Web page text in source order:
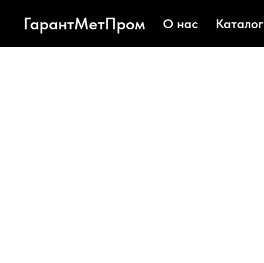
ГарантМетПром О нас Каталог